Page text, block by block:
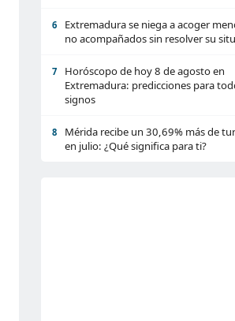
6
Extremadura se niega a acoger
no acompañados sin resolver su
7
Horóscopo de hoy 8 de agosto en
Extremadura: predicciones para
signos
8
Mérida recibe un 30,69% más de
en julio: ¿Qué significa para ti?